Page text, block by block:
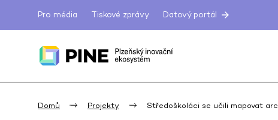
Pro média Tiskové zprávy Datový portál
Domů Projekty Středoškoláci se učili mapovat